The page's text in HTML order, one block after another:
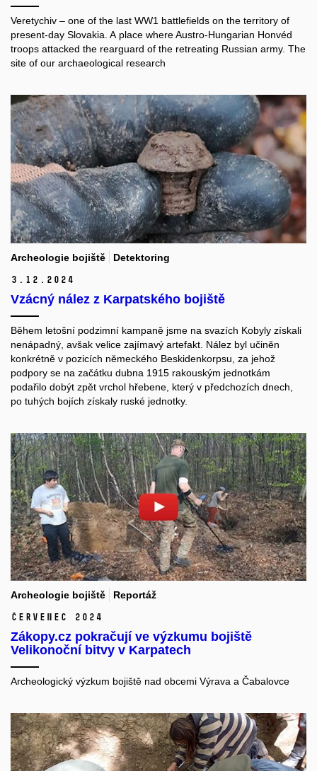
Veretychiv – one of the last WW1 battlefields on the territory of
present-day Slovakia. A place where Austro-Hungarian Honvéd
troops attacked the rearguard of the retreating Russian army. The
site of our archaeological research
Archeologie bojiště Detektoring
3. 12. 2024
Vzácný nález z Karpatského bojiště
Během letošní podzimní kampaně jsme na svazích Kobyly získali
nenápadný, avšak velice zajímavý artefakt. Nález byl učiněn
konkrétně v pozicích německého Beskidenkorpsu, za jehož
podpory se na začátku dubna 1915 rakouským jednotkám
podařilo dobýt zpět vrchol hřebene, který v předchozích dnech,
po tuhých bojích získaly ruské jednotky.
Archeologie bojiště Reportáž
červenec 2024
Zákopy.cz pokračují ve výzkumu bojiště
Velikonoční bitvy v Karpatech
Archeologický výzkum bojiště nad obcemi Výrava a Čabalovce